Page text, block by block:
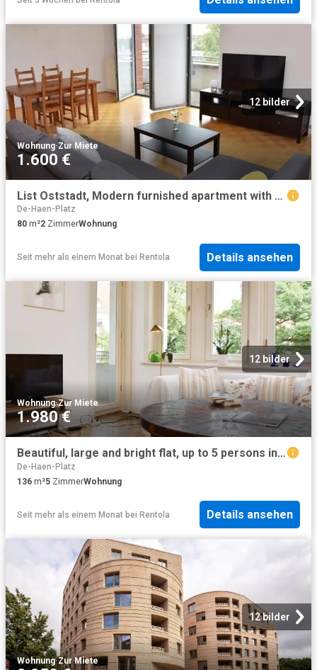
12 bilder
Wohnung·Zur Miete
1.600 €
List Oststadt, Modern furnished apartment with underground parking on the 5th floor with elevator
De-Haen-Platz
80 m²2 ZimmerWohnung
Seit mehr als einem Monat bei Rentola Details ansehen
12 bilder
Wohnung·Zur Miete
1.980 €
Beautiful, large and bright flat, up to 5 persons in List
De-Haen-Platz
136 m²5 ZimmerWohnung
Seit mehr als einem Monat bei Rentola Details ansehen
12 bilder
Wohnung·Zur Miete